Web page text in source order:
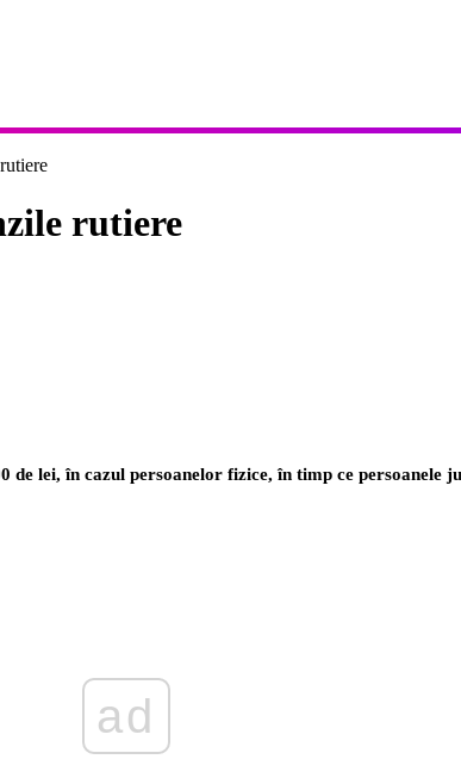
rutiere
lei, în cazul persoanelor fizice, în timp ce persoanele
ad